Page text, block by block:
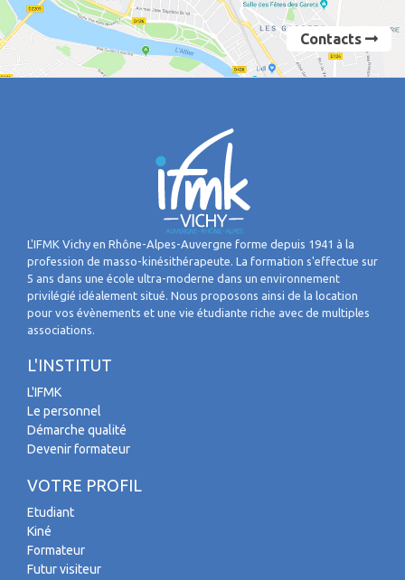
Contacts
L'IFMK Vichy en Rhône-Alpes-Auvergne forme depuis 1941 à la
profession de masso-kinésithérapeute. La formation s'effectue sur
5 ans dans une école ultra-moderne dans un environnement
privilégié idéalement situé. Nous proposons ainsi de la location
pour vos évènements et une vie étudiante riche avec de multiples
associations.
L'INSTITUT
L'IFMK
Le personnel
Démarche qualité
Devenir formateur
VOTRE PROFIL
Etudiant
Kiné
Formateur
Futur visiteur